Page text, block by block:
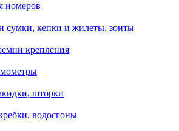
номеров
сумки, кепки и жилеты, зонты
крепления
шторки
водосгоны